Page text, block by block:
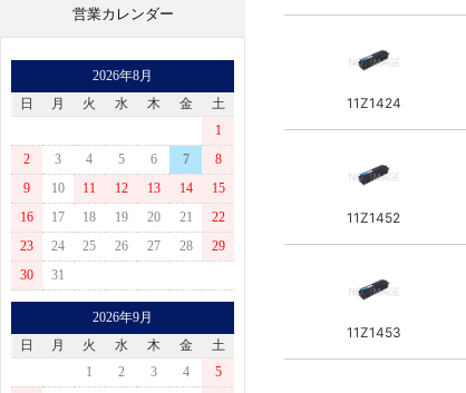
ペンタックス
ソキア
MERVEL
ロブテックス(日本電池)
新潟精機(パオック)
カクタス
Poter Cable
WEITKOWITZ
Meister Kobo
BROTHER
RICOH
EPSON
BROTHER
KYOCERA
XEROX
沖
NEC
IBM
日立
富士通
NTT
MURATEC
営業カレンダー
2026年8月
日
月 火 水 木 金
土
1
2
3 4 5 6 7
8
9
10 11 12 13 14
15
16
17 18 19 20 21
22
23
24 25 26 27 28
29
30
31
2026年9月
日
月 火 水 木 金
土
1
2 3 4
5
11Z1424
11Z1452
11Z1453